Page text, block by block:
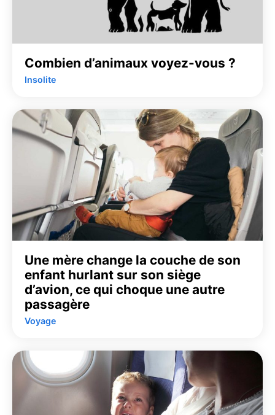
Combien d’animaux voyez-vous ?
Insolite
Une mère change la couche de son
enfant hurlant sur son siège
d’avion, ce qui choque une autre
passagère
Voyage